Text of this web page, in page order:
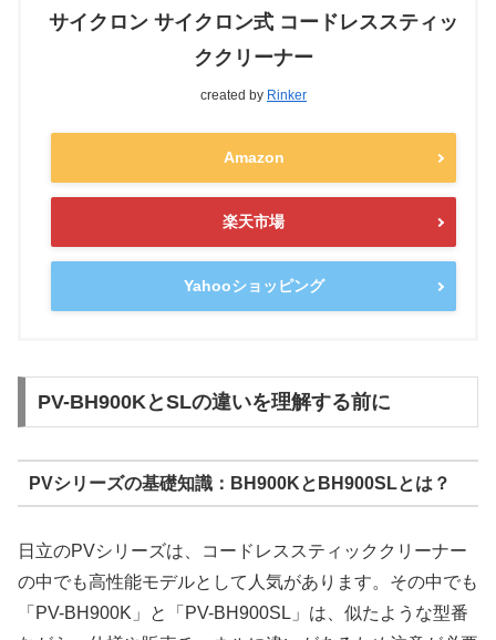
サイクロン サイクロン式 コードレススティッ
ククリーナー
created by Rinker
Amazon
楽天市場
Yahooショッピング
PV-BH900KとSLの違いを理解する前に
PVシリーズの基礎知識：BH900KとBH900SLとは？
日立のPVシリーズは、コードレススティッククリーナー
の中でも高性能モデルとして人気があります。その中でも
「PV-BH900K」と「PV-BH900SL」は、似たような型番